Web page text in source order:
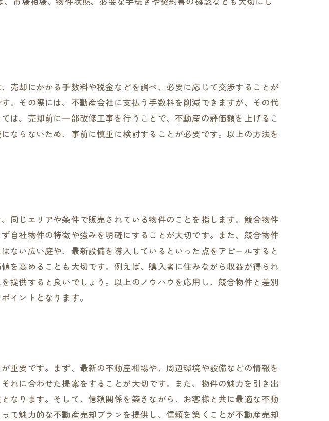
売却にかかる手数料や税金などを調べ、必要に応じて交渉することが
。その際には、不動産会社に支払う手数料を削減できますが、その代
は、売却前に一部改修工事を行うことで、不動産の評価額を上げるこ
ならないため、事前に慎重に検討することが必要です。以上の方法を
同じエリアや条件で販売されている物件のことを指します。競合物件
自社物件の特徴や強みを明確にすることが大切です。また、競合物件
ない広い庭や、最新設備を導入しているといった点をアピールすると
を高めることも大切です。例えば、購入者に住みながら収益が得られ
提供すると良いでしょう。以上のノウハウを応用し、競合物件と差別
イントとなります。
重要です。まず、最新の不動産相場や、周辺環境や設備などの情報を
れに合わせた提案をすることが大切です。また、物件の魅力を引き出
なります。そして、信頼関係を築きながら、お客様と共に最適な不動
て魅力的な不動産売却プランを提供し、信頼を築くことが不動産売却